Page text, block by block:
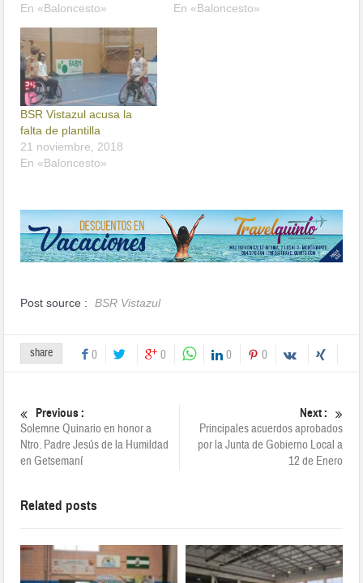
En «Baloncesto»
En «Baloncesto»
BSR Vistazul acusa la
falta de plantilla
21 noviembre, 2018
En «Baloncesto»
Post source : BSR Vistazul
share 0 0 0 0
Previous :
Solemne Quinario en honor a
Ntro. Padre Jesús de la Humildad
en Getsemaní
Next :
Principales acuerdos aprobados
por la Junta de Gobierno Local a
12 de Enero
Related posts